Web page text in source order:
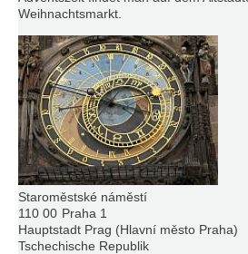
Weihnachtsmarkt.
Staroměstské náměstí
110 00 Praha 1
Hauptstadt Prag (Hlavní město Praha)
Tschechische Republik